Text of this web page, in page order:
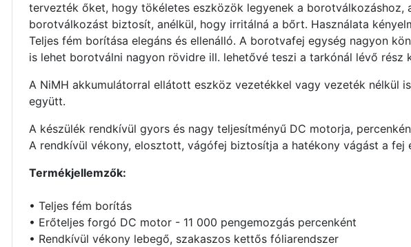
tervezték őket, hogy tökéletes eszközök legyenek a
borotválkozást biztosít, anélkül, hogy irritálná a bőrt. Használata
Teljes fém borítása elegáns és ellenálló. A borotvafej egység nagyon
is lehet borotválni nagyon rövidre ill. lehetővé teszi a tarkónál lévő
A NiMH akkumulátorral ellátott eszköz vezetékkel vagy vezeték
együtt.
A készülék rendkívül gyors és nagy teljesítményű DC motorja,
A rendkívül vékony, elosztott, vágófej biztosítja a hatékony vágást a fej
Termékjellemzők:
• Teljes fém borítás
• Erőteljes forgó DC motor - 11 000 pengemozgás percenként
• Rendkívül vékony lebegő, szakaszos kettős fóliarendszer